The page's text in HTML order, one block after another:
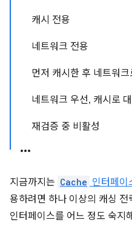
캐시 전용
네트워크 전용
먼저 캐시한 후 네트워크
네트워크 우선, 캐시로 대
재검증 중 비활성
지금까지는 Cache 인터페이
용하려면 하나 이상의 캐싱
인터페이스를 어느 정도 숙지